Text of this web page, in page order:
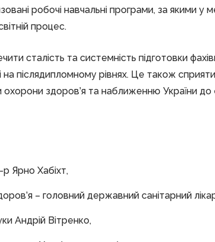
робочі навчальні програми, за якими у
процес.
сталість та системність підготовки
післядипломному рівнях. Це також
охорони здоров’я та наближенню України до
Ярно Хабіхт,
– головний державний санітарний лікар
Андрій Вітренко,